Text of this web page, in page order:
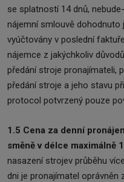
se splatností 14 dnů,
nájemní smlouvě dohodnuto
vyúčtovány v poslední
nájemce z jakýchkoliv
předání stroje pronajímateli,
předání stroje a jeho stavu
protocol potvrzený pouze
1.5 Cena za denní
směně v délce maximálně
nasazení strojev průběhu
dni je pronajímatel